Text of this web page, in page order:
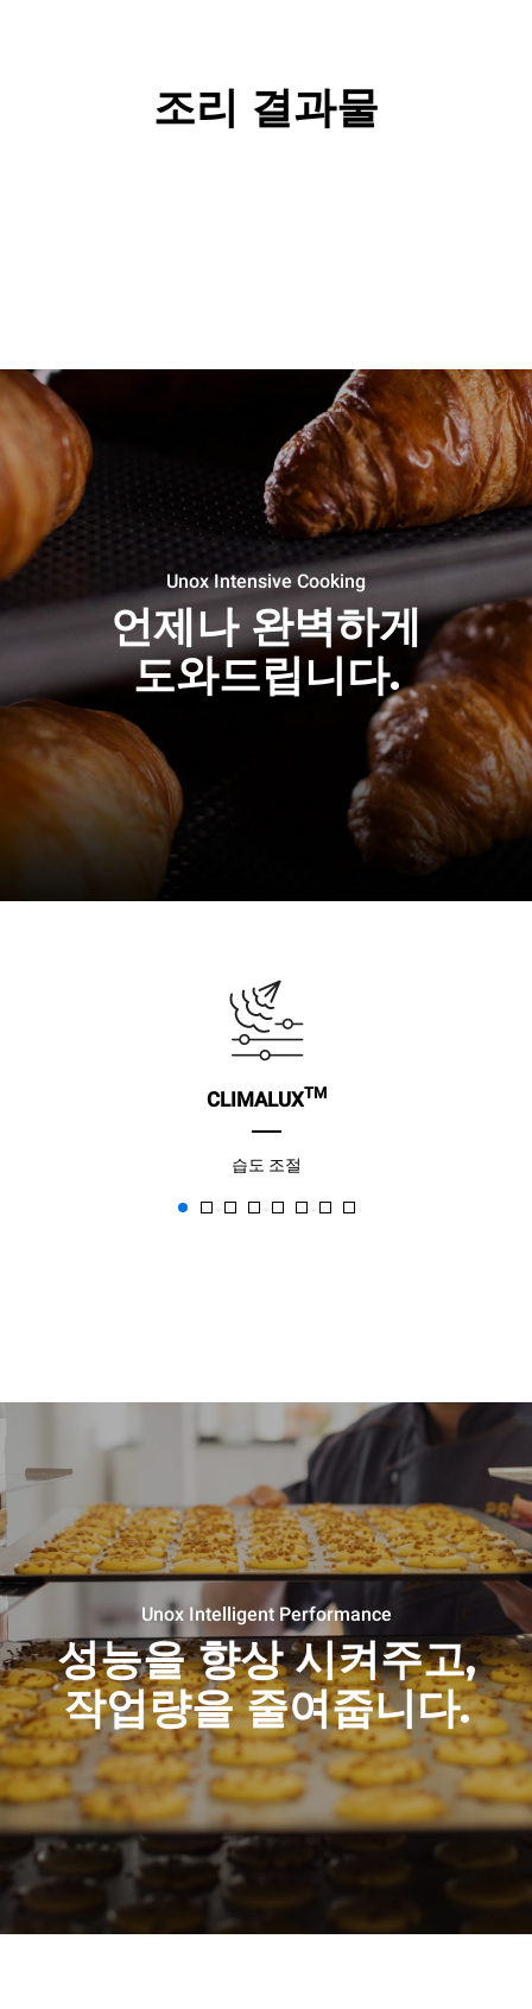
조리 결과물
Unox Intensive Cooking
언제나 완벽하게
도와드립니다.
CLIMALUXTM
습도 조절
Unox Intelligent Performance
성능을 향상 시켜주고,
작업량을 줄여줍니다.